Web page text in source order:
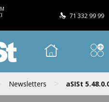
71 332 99 99
Newsletters > aSISt